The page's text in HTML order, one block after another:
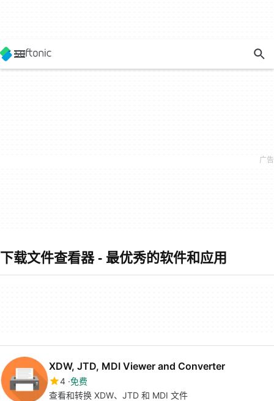
下载文件查看器 - 最优秀的软件和应用
XDW, JTD, MDI Viewer and Converter
4 免费
查看和转换 XDW、JTD 和 MDI 文件